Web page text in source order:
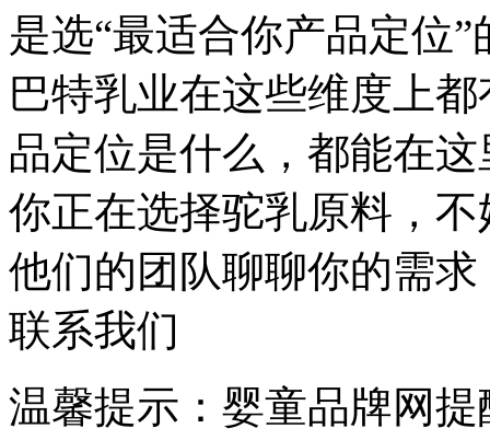
是选“最适合你产品定位”
巴特乳业在这些维度上
品定位是什么，都能在
你正在选择驼乳原料，
他们的团队聊聊你的需
联系我们
温馨提示：婴童品牌网